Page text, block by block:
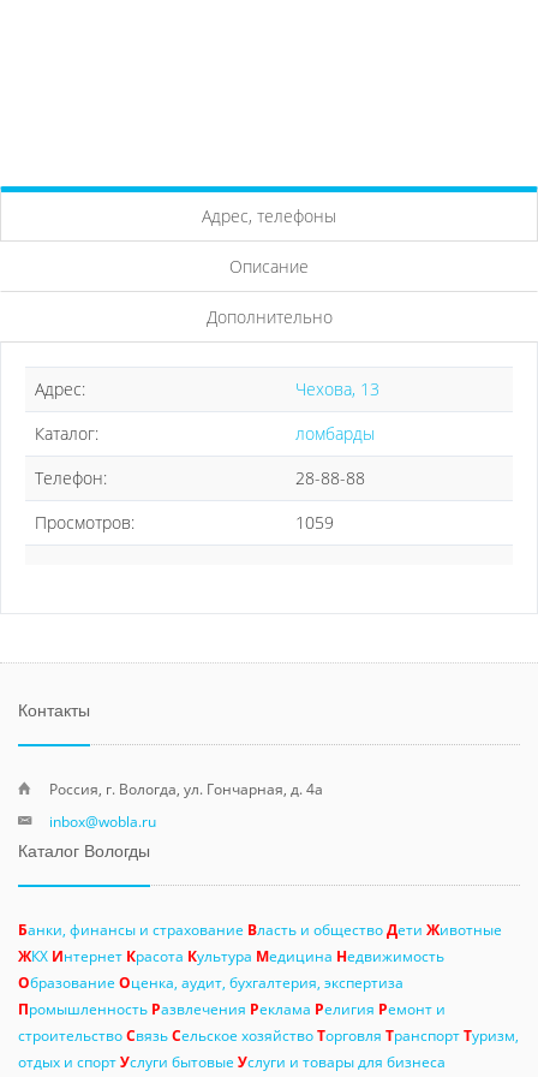
Адрес, телефоны
Описание
Дополнительно
Адрес:
Чехова, 13
Каталог:
ломбарды
Телефон:
28-88-88
Просмотров:
1059
Контакты
Россия, г. Вологда, ул. Гончарная, д. 4а
inbox@wobla.ru
Каталог Вологды
Банки, финансы и страхование Власть и обществоДети Животные
ЖКХ Интернет Красота Культура Медицина Недвижимость
Образование Оценка, аудит, бухгалтерия, экспертиза
Промышленность Развлечения Реклама Религия Ремонт и
строительствоСвязьСельское хозяйствоТорговля ТранспортТуризм,
отдых и спортУслуги бытовые Услуги и товары для бизнеса